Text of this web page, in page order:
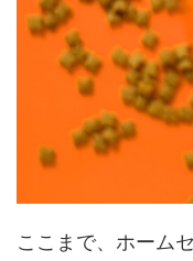
ここまで、ホーム